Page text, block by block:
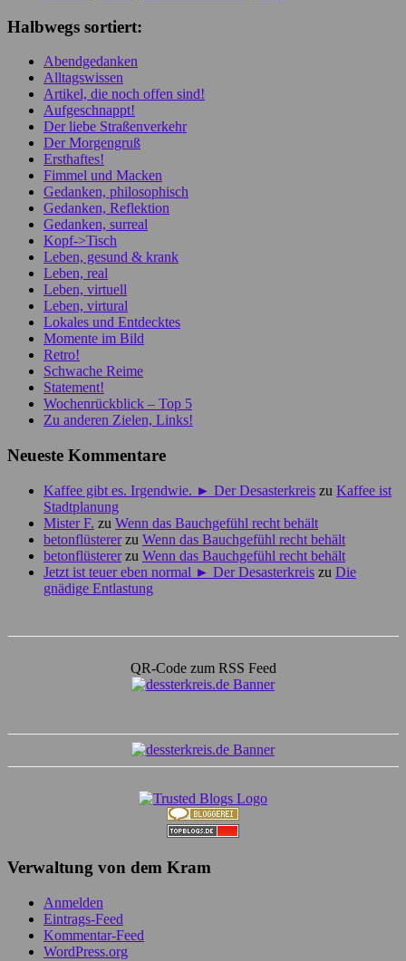
Halbwegs sortiert:
Abendgedanken
Alltagswissen
Artikel, die noch offen sind!
Aufgeschnappt!
Der liebe Straßenverkehr
Der Morgengruß
Ersthaftes!
Fimmel und Macken
Gedanken, philosophisch
Gedanken, Reflektion
Gedanken, surreal
Kopf->Tisch
Leben, gesund & krank
Leben, real
Leben, virtuell
Leben, virtural
Lokales und Entdecktes
Momente im Bild
Retro!
Schwache Reime
Statement!
Wochenrückblick – Top 5
Zu anderen Zielen, Links!
Neueste Kommentare
Kaffee gibt es. Irgendwie. ► Der Desasterkreis zu Kaffee ist
Stadtplanung
Mister F. zu Wenn das Bauchgefühl recht behält
betonflüstererzu Wenn das Bauchgefühl recht behält
betonflüstererzu Wenn das Bauchgefühl recht behält
Jetzt ist teuer eben normal ► Der Desasterkreis zu Die
gnädige Entlastung
QR-Code zum RSS Feed
Verwaltung von dem Kram
Anmelden
Eintrags-Feed
Kommentar-Feed
WordPress.org